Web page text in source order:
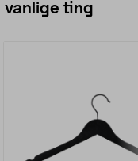
vanlige ting